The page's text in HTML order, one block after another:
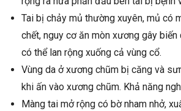
Tai bị chảy mủ thường xuyên, mủ có
chết, nguy cơ ăn mòn xương gây
có thể lan rộng xuống cả vùng cổ.
Vùng da ở xương chũm bị căng và
khi ấn vào xương chũm. Khả năng
Màng tai mở rộng có bờ nham nhở,